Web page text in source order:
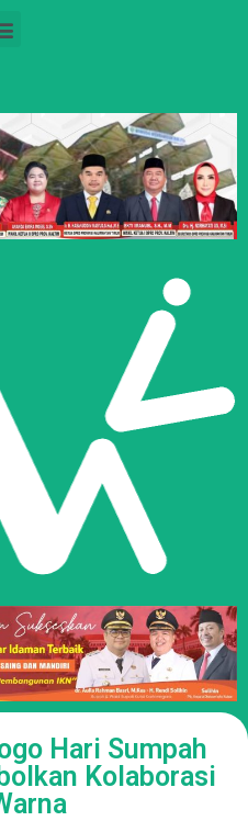
Hari Sumpah
Kolaborasi